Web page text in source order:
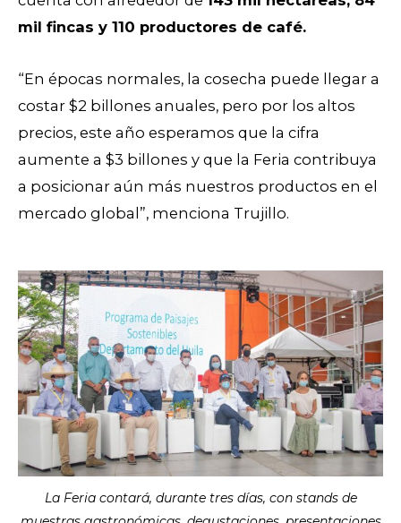
mil fincas y 110 productores de café.
“En épocas normales, la cosecha puede llegar a
costar $2 billones anuales, pero por los altos
precios, este año esperamos que la cifra
aumente a $3 billones y que la Feria contribuya
a posicionar aún más nuestros productos en el
mercado global”, menciona Trujillo.
La Feria contará, durante tres días, con stands de